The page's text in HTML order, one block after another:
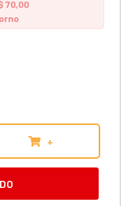
70,00
+